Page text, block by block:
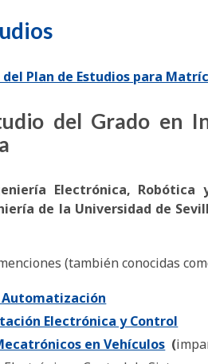
Plan de Estudios para
del Grado en
Electrónica, Robótica
de la Universidad de
(también conocidas
Automatización
Electrónica y Control
en Vehículos (